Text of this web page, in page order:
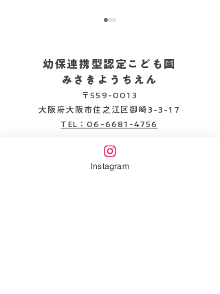
2026.08.06
幼保連携型認定こども園
みさきようちえん
〒559-0013
大阪府大阪市住之江区御崎3-3-17
TEL：06-6681-4756
企業主導型保育施設
みさきピッコロ保育園
Instagram